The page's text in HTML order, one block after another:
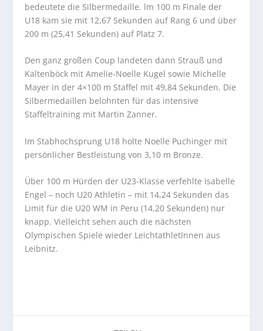
bedeutete die Silbermedaille. lm 100 m Finale der
U18 kam sie mit 12,67 Sekunden auf Rang 6 und über
200 m (25,41 Sekunden) auf Platz 7.
Den ganz großen Coup landeten dann Strauß und
Kaltenböck mit Amelie-Noelle Kugel sowie Michelle
Mayer in der 4×100 m Staffel mit 49,84 Sekunden. Die
Silbermedaillen belohnten für das intensive
Staffeltraining mit Martin Zanner.
Im Stabhochsprung U18 holte Noelle Puchinger mit
persönlicher Bestleistung von 3,10 m Bronze.
Über 100 m Hürden der U23-Klasse verfehlte Isabelle
Engel – noch U20 Athletin – mit 14,24 Sekunden das
Limit für die U20 WM in Peru (14,20 Sekunden) nur
knapp. Vielleicht sehen auch die nächsten
Olympischen Spiele wieder LeichtathletInnen aus
Leibnitz.